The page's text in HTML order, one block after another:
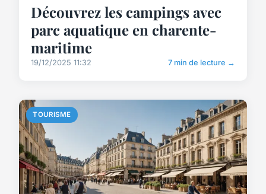
Découvrez les campings avec
parc aquatique en charente-
maritime
19/12/2025 11:32 7 min de lecture →
TOURISME